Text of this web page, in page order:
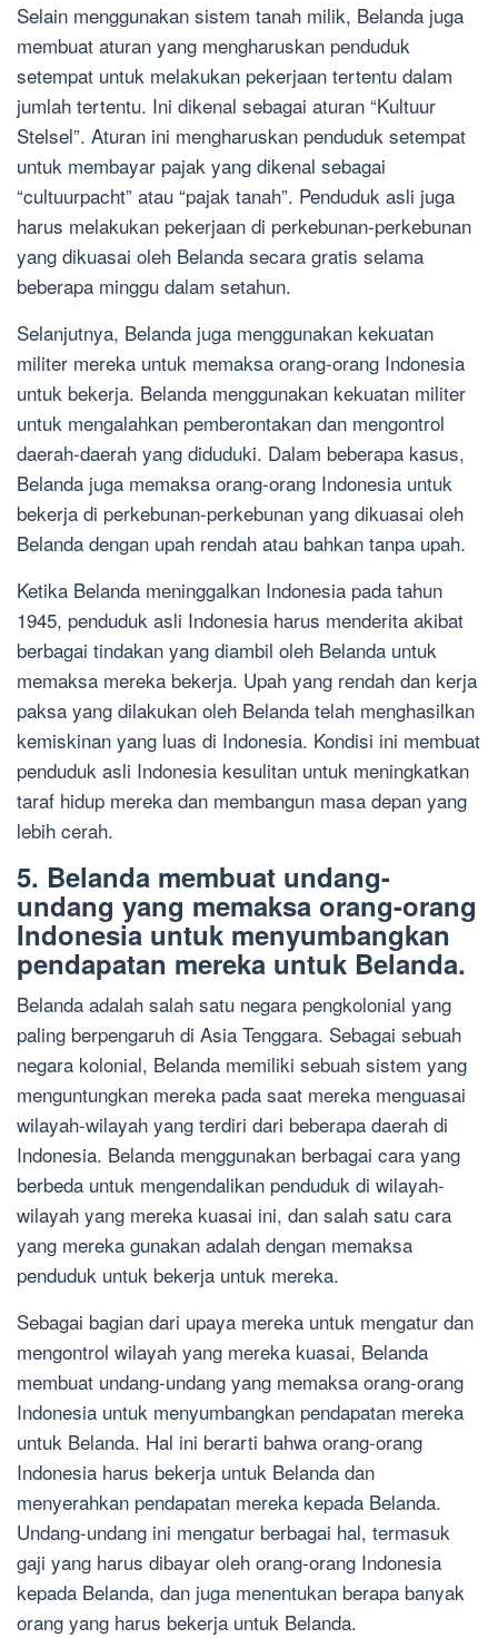
Selain menggunakan sistem tanah milik, Belanda juga
membuat aturan yang mengharuskan penduduk
setempat untuk melakukan pekerjaan tertentu dalam
jumlah tertentu. Ini dikenal sebagai aturan “Kultuur
Stelsel”. Aturan ini mengharuskan penduduk setempat
untuk membayar pajak yang dikenal sebagai
“cultuurpacht” atau “pajak tanah”. Penduduk asli juga
harus melakukan pekerjaan di perkebunan-perkebunan
yang dikuasai oleh Belanda secara gratis selama
beberapa minggu dalam setahun.
Selanjutnya, Belanda juga menggunakan kekuatan
militer mereka untuk memaksa orang-orang Indonesia
untuk bekerja. Belanda menggunakan kekuatan militer
untuk mengalahkan pemberontakan dan mengontrol
daerah-daerah yang diduduki. Dalam beberapa kasus,
Belanda juga memaksa orang-orang Indonesia untuk
bekerja di perkebunan-perkebunan yang dikuasai oleh
Belanda dengan upah rendah atau bahkan tanpa upah.
Ketika Belanda meninggalkan Indonesia pada tahun
1945, penduduk asli Indonesia harus menderita akibat
berbagai tindakan yang diambil oleh Belanda untuk
memaksa mereka bekerja. Upah yang rendah dan kerja
paksa yang dilakukan oleh Belanda telah menghasilkan
kemiskinan yang luas di Indonesia. Kondisi ini membuat
penduduk asli Indonesia kesulitan untuk meningkatkan
taraf hidup mereka dan membangun masa depan yang
lebih cerah.
5. Belanda membuat undang-
undang yang memaksa orang-orang
Indonesia untuk menyumbangkan
pendapatan mereka untuk Belanda.
Belanda adalah salah satu negara pengkolonial yang
paling berpengaruh di Asia Tenggara. Sebagai sebuah
negara kolonial, Belanda memiliki sebuah sistem yang
menguntungkan mereka pada saat mereka menguasai
wilayah-wilayah yang terdiri dari beberapa daerah di
Indonesia. Belanda menggunakan berbagai cara yang
berbeda untuk mengendalikan penduduk di wilayah-
wilayah yang mereka kuasai ini, dan salah satu cara
yang mereka gunakan adalah dengan memaksa
penduduk untuk bekerja untuk mereka.
Sebagai bagian dari upaya mereka untuk mengatur dan
mengontrol wilayah yang mereka kuasai, Belanda
membuat undang-undang yang memaksa orang-orang
Indonesia untuk menyumbangkan pendapatan mereka
untuk Belanda. Hal ini berarti bahwa orang-orang
Indonesia harus bekerja untuk Belanda dan
menyerahkan pendapatan mereka kepada Belanda.
Undang-undang ini mengatur berbagai hal, termasuk
gaji yang harus dibayar oleh orang-orang Indonesia
kepada Belanda, dan juga menentukan berapa banyak
orang yang harus bekerja untuk Belanda.